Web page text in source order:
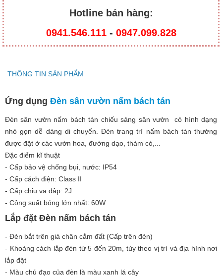
Hotline bán hàng:
0941.546.111- 0947.099.828​
THÔNG TIN SẢN PHẨM
Ứng dụng Đèn sân vườn nấm bách tán
Đèn sân vườn nấm bách tán chiếu sáng sân vườn có hình dạng
nhỏ gọn dễ dàng di chuyển. Đèn trang trí nấm bách tán thường
được đặt ở các vườn hoa, đường dạo, thảm cỏ,...
Đặc điểm kĩ thuật
- Cấp bảo vệ chống bụi, nước: IP54
- Cấp cách điện: Class II
- Cấp chịu va đập: 2J
- Công suất bóng lớn nhất: 60W
Lắp đặt Đèn nấm bách tán
- Đèn bắt trên giá chân cắm đất (Cấp trên đèn)
- Khoảng cách lắp đèn từ 5 đến 20m, tùy theo vị trí và địa hình nơi
lắp đặt
- Màu chủ đạo của đèn là màu xanh lá cây